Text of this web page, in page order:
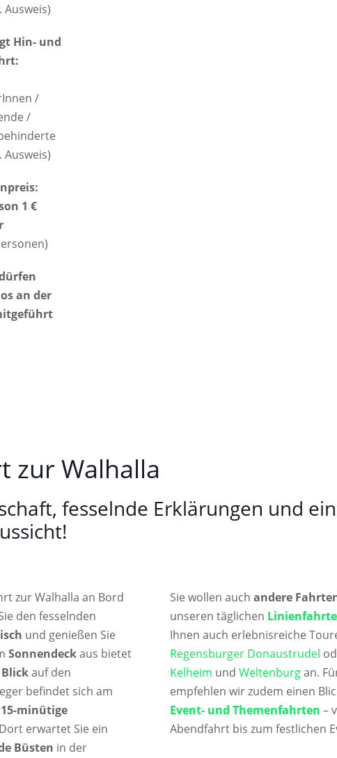
Hin- und
/
/
1 €
an der
zur Walhalla
fesselnde Erklärungen und
zur Walhalla an Bord
den fesselnden
und genießen Sie
Sonnendeckaus bietet
auf den
befindet sich am
15-minütige
erwartet Sie ein
Büsten in der
Sie wollen auch andere
unseren täglichen
Ihnen auch erlebnisreiche
Regensburger Donaustrudel
Kelheim und Weltenburgan.
empfehlen wir zudem einen
Event- und Themenfahrten –
Abendfahrt bis zum festlichen